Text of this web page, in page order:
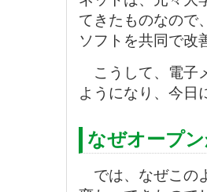
てきたものなので
ソフトを共同で改
こうして、電子
ようになり、今日
なぜオープ
では、なぜこの